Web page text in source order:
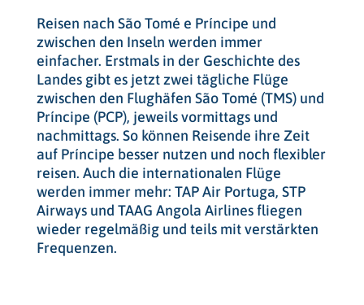
Reisen nach São Tomé e Príncipe und
zwischen den Inseln werden immer
einfacher. Erstmals in der Geschichte des
Landes gibt es jetzt zwei tägliche Flüge
zwischen den Flughäfen São Tomé (TMS) und
Príncipe (PCP), jeweils vormittags und
nachmittags. So können Reisende ihre Zeit
auf Príncipe besser nutzen und noch flexibler
reisen. Auch die internationalen Flüge
werden immer mehr: TAP Air Portuga, STP
Airways und TAAG Angola Airlines fliegen
wieder regelmäßig und teils mit verstärkten
Frequenzen.